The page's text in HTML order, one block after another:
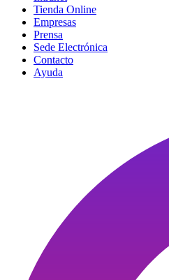
Tienda Online
Empresas
Prensa
Sede Electrónica
Contacto
Ayuda